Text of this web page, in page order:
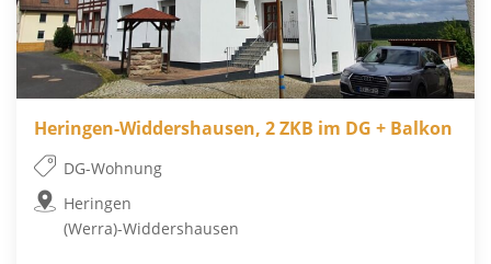
Heringen-Widdershausen, 2 ZKB im DG + Balkon
DG-Wohnung
Heringen
(Werra)-Widdershausen